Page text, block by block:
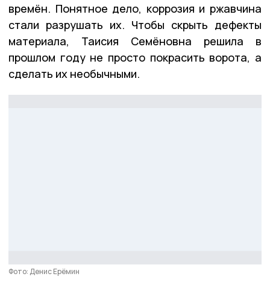
времён. Понятное дело, коррозия и ржавчина
стали разрушать их. Чтобы скрыть дефекты
материала, Таисия Семёновна решила в
прошлом году не просто покрасить ворота, а
сделать их необычными.
Фото: Денис Ерёмин